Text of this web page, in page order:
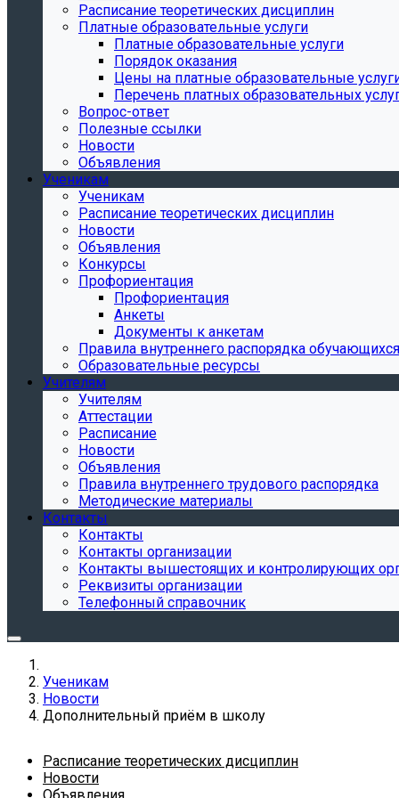
Расписание теоретических дисциплин
Платные образовательные услуги
Платные образовательные услуги
Порядок оказания
Цены на платные образовательные
Перечень платных образовательных
Вопрос-ответ
Полезные ссылки
Новости
Объявления
Ученикам
Ученикам
Расписание теоретических дисциплин
Новости
Объявления
Конкурсы
Профориентация
Профориентация
Анкеты
Документы к анкетам
Правила внутреннего распорядка обучающихся
Образовательные ресурсы
Учителям
Учителям
Аттестации
Расписание
Новости
Объявления
Правила внутреннего трудового распорядка
Методические материалы
Контакты
Контакты
Контакты организации
Контакты вышестоящих и контролирующих
Реквизиты организации
Телефонный справочник
Ученикам
Новости
Дополнительный приём в школу
Расписание теоретических дисциплин
Новости